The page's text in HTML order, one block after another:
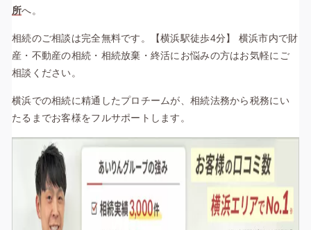
所へ。
相続のご相談は完全無料です。【横浜駅徒歩4分】 横浜市内で財
産・不動産の相続・相続放棄・終活にお悩みの方はお気軽にご
相談ください。
横浜での相続に精通したプロチームが、相続法務から税務にい
たるまでお客様をフルサポートします。